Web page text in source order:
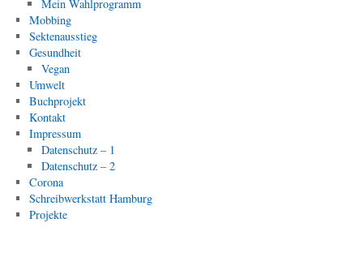
Mein Wahlprogramm
Mobbing
Sektenausstieg
Gesundheit
Vegan
Umwelt
Buchprojekt
Kontakt
Impressum
Datenschutz – 1
Datenschutz – 2
Corona
Schreibwerkstatt Hamburg
Projekte